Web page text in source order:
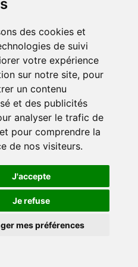
des cookies et
de suivi
votre expérience
sur notre site, pour
un contenu
et des publicités
analyser le trafic de
pour comprendre la
de nos visiteurs.
J'accepte
Je refuse
mes préférences